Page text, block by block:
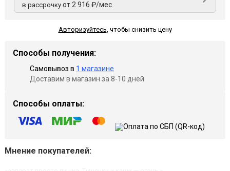
в рассрочку от 2 916 ₽/мес
Авторизуйтесь, чтобы снизить цену
Способы получения:
Самовывоз в 1 магазине
Доставим в магазин за 8-10 дней
Способы оплаты:
Мнение покупателей: